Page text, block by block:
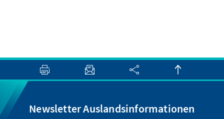
Newsletter Auslandsinformationen